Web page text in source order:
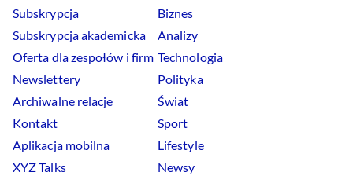
Subskrypcja
Subskrypcja akademicka
Oferta dla zespołów i firm
Newslettery
Archiwalne relacje
Kontakt
Aplikacja mobilna
XYZ Talks
Biznes
Analizy
Technologia
Polityka
Świat
Sport
Lifestyle
Newsy